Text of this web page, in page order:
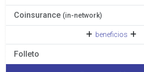
Coinsurance (in-network)
beneficios
Folleto